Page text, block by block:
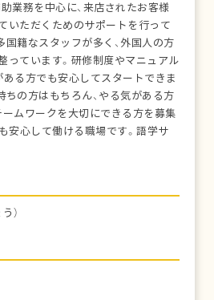
業務を中心に、来店されたお客様
いただくためのサポートを行って
国籍なスタッフが多く、外国人の方
っています。研修制度やマニュアル
ある方でも安心してスタートできま
ちの方はもちろん、やる気がある方
ームワークを大切にできる方を募集
安心して働ける職場です。語学サ
）